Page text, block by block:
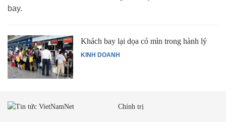
bay.
KINH DOANH
Khách bay lại dọa có mìn trong hành lý
Chính trị